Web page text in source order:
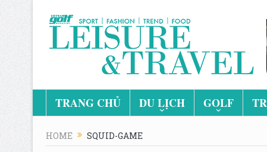
TRANG CHỦ DU LỊCH GOLF
HOME SQUID-GAME